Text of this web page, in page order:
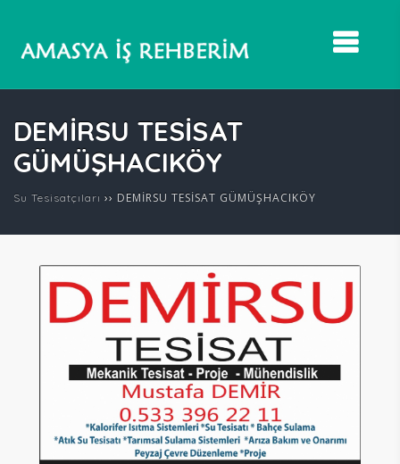
DEMİRSU TESİSAT
GÜMÜŞHACIKÖY
Su Tesisatçıları ›› DEMİRSU TESİSAT GÜMÜŞHACIKÖY